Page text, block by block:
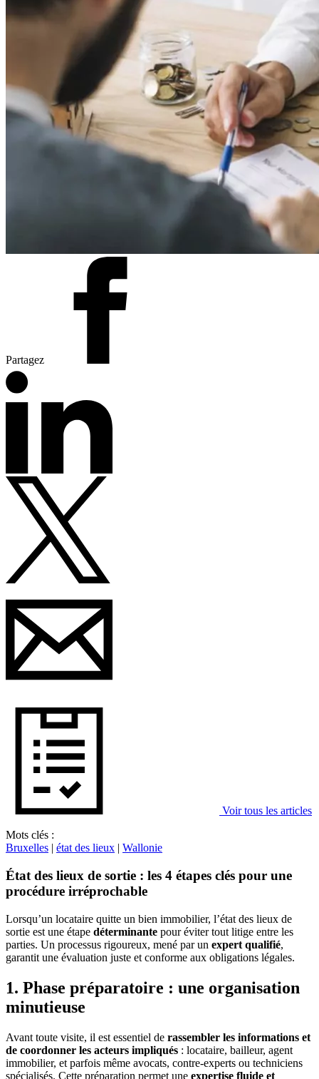
Partagez
Voir tous les articles
Mots clés :
Bruxelles | état des lieux | Wallonie
État des lieux de sortie : les 4 étapes clés pour une
procédure irréprochable
Lorsqu’un locataire quitte un bien immobilier, l’état des lieux de
sortie est une étape déterminante pour éviter tout litige entre les
parties. Un processus rigoureux, mené par un expert qualifié,
garantit une évaluation juste et conforme aux obligations légales.
1. Phase préparatoire : une organisation
minutieuse
Avant toute visite, il est essentiel de rassembler les informations et
de coordonner les acteurs impliqués : locataire, bailleur, agent
immobilier, et parfois même avocats, contre-experts ou techniciens
spécialisés. Cette préparation permet une expertise fluide et